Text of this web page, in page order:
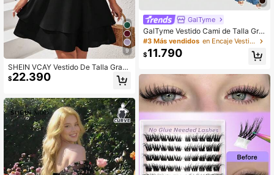
9
SHEIN VCAY Vestido De Talla Gran
de Para Mujer Con Escote Corazón
$22.390
GalTyme
GalTyme Vestido Cami de Talla Gra
nde para Mujer con Dobladillo de V
olantes de Encaje en Contraste par
a Verano y Otoño
#3 Más vendidos en Encaje Vestidos De Talla Grande
$11.790